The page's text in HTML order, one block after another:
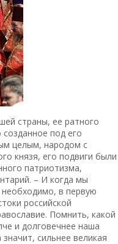
страны, ее ратного
под его
целым, народом с
князя, его подвиги были
патриотизма,
– И когда мы
необходимо, в первую
российской
Помнить, какой
и долговечнее наша
сильнее великая